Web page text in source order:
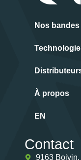
Nos bandes
À propos
EN
Contact
9163